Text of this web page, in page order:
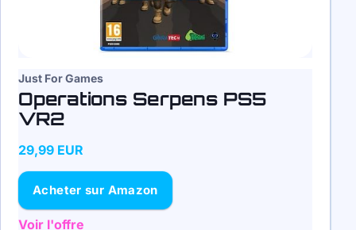
Just For Games
Operations Serpens PS5
VR2
29,99 EUR
Acheter sur Amazon
Voir l'offre